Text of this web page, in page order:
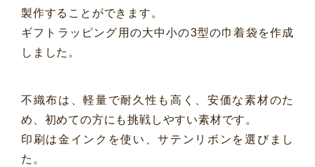
製作することができます。
ギフトラッピング用の大中小の3型の巾着袋を作成
しました。
不織布は、軽量で耐久性も高く、安価な素材のた
め、初めての方にも挑戦しやすい素材です。
印刷は金インクを使い、サテンリボンを選びまし
た。